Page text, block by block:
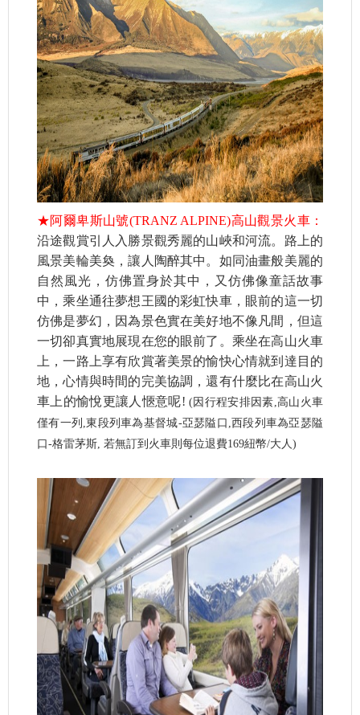
★阿爾卑斯山號(TRANZ ALPINE)高山觀景火車：
沿途觀賞引人入勝景觀秀麗的山峽和河流。路上的
風景美輪美奐，讓人陶醉其中。如同油畫般美麗的
自然風光，仿佛置身於其中，又仿佛像童話故事
中，乘坐通往夢想王國的彩虹快車，眼前的這一切
仿佛是夢幻，因為景色實在美好地不像凡間，但這
一切卻真實地展現在您的眼前了。乘坐在高山火車
上，一路上享有欣賞著美景的愉快心情就到達目的
地，心情與時間的完美協調，還有什麼比在高山火
車上的愉悅更讓人愜意呢! (因行程安排因素,高山火車
僅有一列,東段列車為基督城-亞瑟隘口,西段列車為亞瑟隘
口-格雷茅斯, 若無訂到火車則每位退費169紐幣/大人)